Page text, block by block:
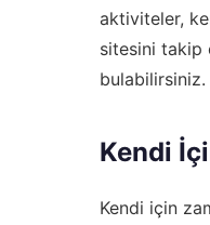
aktiviteler,
sitesini takip
bulabilirsiniz.
Kendi
Kendi için